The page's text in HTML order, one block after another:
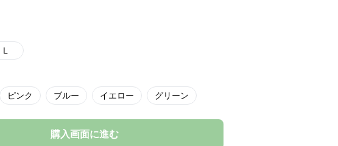
L
ピンク ブルー イエロー グリーン
購入画面に進む